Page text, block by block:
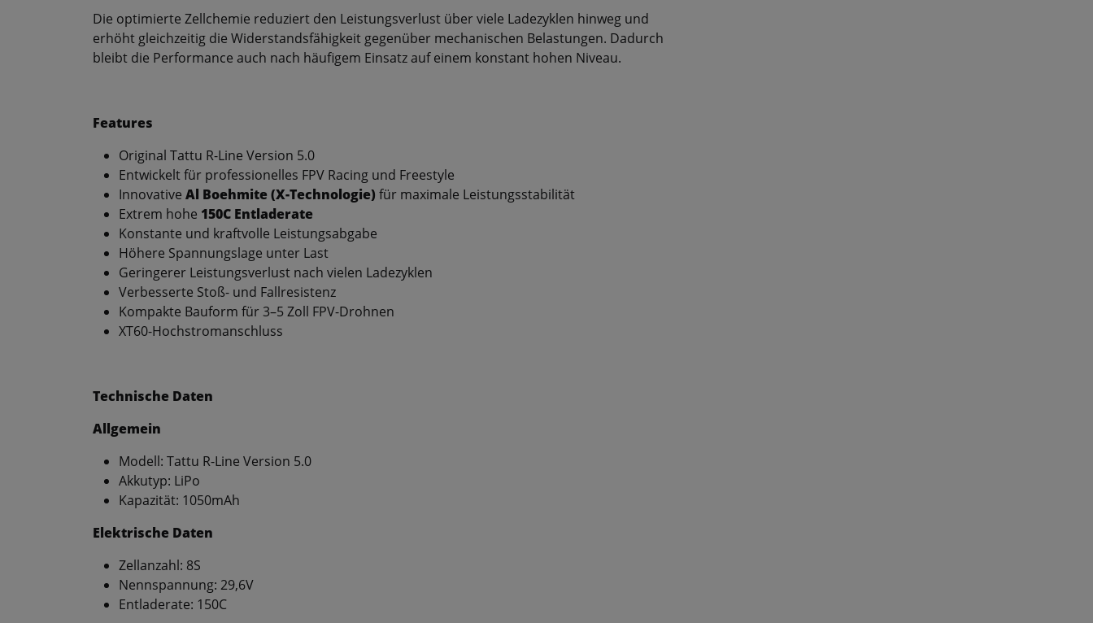
Die optimierte Zellchemie reduziert den Leistungsverlust über viele Ladezyklen hinweg und
erhöht gleichzeitig die Widerstandsfähigkeit gegenüber mechanischen Belastungen. Dadurch
bleibt die Performance auch nach häufigem Einsatz auf einem konstant hohen Niveau.
Features
Original Tattu R-Line Version 5.0
Entwickelt für professionelles FPV Racing und Freestyle
Innovative Al Boehmite (X-Technologie) für maximale Leistungsstabilität
Extrem hohe 150C Entladerate
Konstante und kraftvolle Leistungsabgabe
Höhere Spannungslage unter Last
Geringerer Leistungsverlust nach vielen Ladezyklen
Verbesserte Stoß- und Fallresistenz
Kompakte Bauform für 3–5 Zoll FPV-Drohnen
XT60-Hochstromanschluss
Technische Daten
Allgemein
Modell: Tattu R-Line Version 5.0
Akkutyp: LiPo
Kapazität: 1050mAh
Elektrische Daten
Zellanzahl: 8S
Nennspannung: 29,6V
Entladerate: 150C